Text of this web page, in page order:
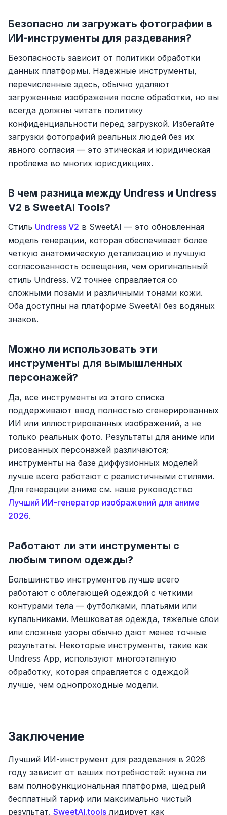
Безопасно ли загружать фотографии в
ИИ-инструменты для раздевания?
Безопасность зависит от политики обработки
данных платформы. Надежные инструменты,
перечисленные здесь, обычно удаляют
загруженные изображения после обработки, но вы
всегда должны читать политику
конфиденциальности перед загрузкой. Избегайте
загрузки фотографий реальных людей без их
явного согласия — это этическая и юридическая
проблема во многих юрисдикциях.
В чем разница между Undress и Undress
V2 в SweetAI Tools?
Стиль Undress V2 в SweetAI — это обновленная
модель генерации, которая обеспечивает более
четкую анатомическую детализацию и лучшую
согласованность освещения, чем оригинальный
стиль Undress. V2 точнее справляется со
сложными позами и различными тонами кожи.
Оба доступны на платформе SweetAI без водяных
знаков.
Можно ли использовать эти
инструменты для вымышленных
персонажей?
Да, все инструменты из этого списка
поддерживают ввод полностью сгенерированных
ИИ или иллюстрированных изображений, а не
только реальных фото. Результаты для аниме или
рисованных персонажей различаются;
инструменты на базе диффузионных моделей
лучше всего работают с реалистичными стилями.
Для генерации аниме см. наше руководство
Лучший ИИ-генератор изображений для аниме
2026.
Работают ли эти инструменты с
любым типом одежды?
Большинство инструментов лучше всего
работают с облегающей одеждой с четкими
контурами тела — футболками, платьями или
купальниками. Мешковатая одежда, тяжелые слои
или сложные узоры обычно дают менее точные
результаты. Некоторые инструменты, такие как
Undress App, используют многоэтапную
обработку, которая справляется с одеждой
лучше, чем однопроходные модели.
Заключение
Лучший ИИ-инструмент для раздевания в 2026
году зависит от ваших потребностей: нужна ли
вам полнофункциональная платформа, щедрый
бесплатный тариф или максимально чистый
результат. SweetAI.tools лидирует как